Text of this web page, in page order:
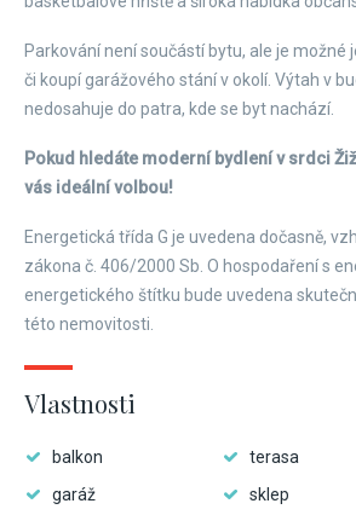
Parkování není součástí bytu, ale je možné
či koupí garážového stání v okolí. Výtah v
nedosahuje do patra, kde se byt nachází.
Pokud hledáte moderní bydlení v srdci
vás ideální volbou!
Energetická třída G je uvedena dočasně,
zákona č. 406/2000 Sb. O hospodaření s
energetického štítku bude uvedena
této nemovitosti.
Vlastnosti
balkon
terasa
garáž
sklep